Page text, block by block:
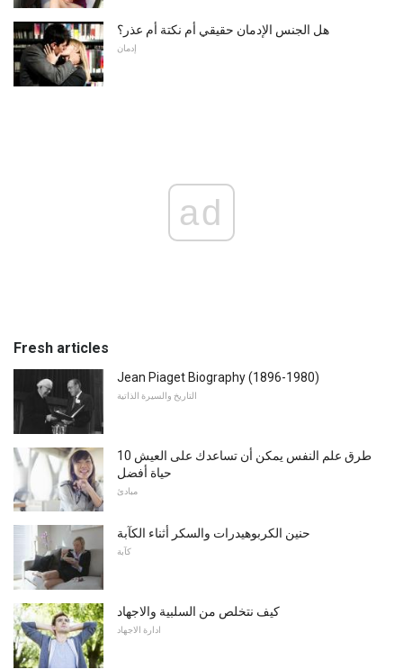
هل الجنس الإدمان حقيقي أم نكتة أم عذر؟
إدمان
ad
Fresh articles
Jean Piaget Biography (1896-1980)
التاريخ والسيرة الذاتية
10 طرق علم النفس يمكن أن تساعدك على العيش
حياة أفضل
مبادئ
حنين الكربوهيدرات والسكر أثناء الكآبة
كآبة
كيف نتخلص من السلبية والاجهاد
ادارة الاجهاد